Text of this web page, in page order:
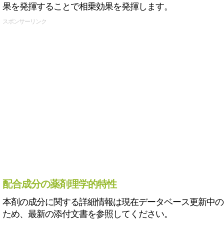
果を発揮することで相乗効果を発揮します。
スポンサーリンク
配合成分の薬剤理学的特性
本剤の成分に関する詳細情報は現在データベース更新中の
ため、最新の添付文書を参照してください。